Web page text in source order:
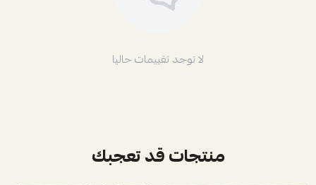
لا توجد تقييمات حاليا
منتجات قد تعجبك